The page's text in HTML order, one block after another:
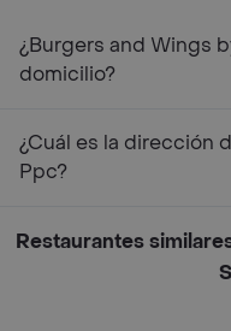
¿Burgers and Wings
domicilio?
¿Cuál es la dirección
Ppc?
Restaurantes